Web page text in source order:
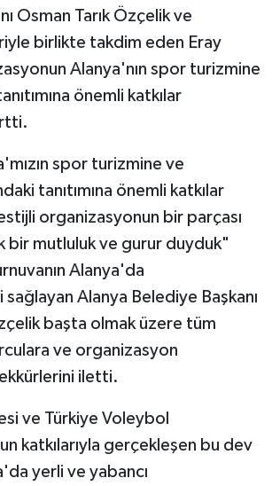
Osman Tarık Özçelik ve
birlikte takdim eden Eray
Alanya'nın spor turizmine
önemli katkılar
spor turizmine ve
tanıtımına önemli katkılar
organizasyonun bir parçası
bir mutluluk ve gurur duyduk"
Alanya'da
Alanya Belediye Başkanı
başta olmak üzere tüm
ve organizasyon
iletti.
ve Türkiye Voleybol
katkılarıyla gerçekleşen bu dev
yerli ve yabancı